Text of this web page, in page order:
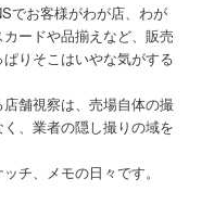
でお客様がわが店、わが
ードや品揃えなど、販売
りそこはいやな気がする
舗視察は、売場自体の撮
、業者の隠し撮りの域を
チ、メモの日々です。